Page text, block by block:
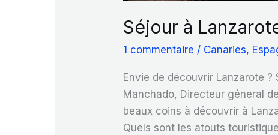
Séjour à
1 commentaire / Canaries,
Envie de découvrir Lanzarote
Manchado, Directeur géneral
beaux coins à découvrir à
Quels sont les atouts